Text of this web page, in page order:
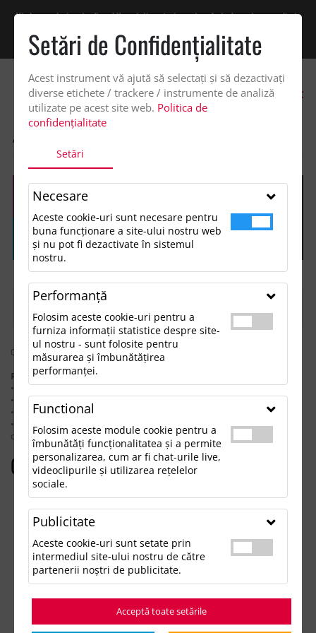
Vindem exclusiv catre firme! Ne puteti contacta pentru oferta de pret personalizata
discount suplimentar de 2% -Cumpără acum!
ACASA
0 rezultate pentru: "setdepapetarieoutline"
Pentru a găsi produsul dorit, încearcă următoarele:
• Verifică dacă ai scris corect termenii.
• Încearcă să foloseşti sinonime.
• Încearcă din nou, folosind o căutare mai generală.
• Ne poţi contacta telefonic la 021.336.03.32 sau prin email la
office@updateadv.ro şi te ajutăm să găseşti produsul dorit.
Categorii populare
Accesorii birou
Accesorii mancare si bautura
Accesorii Tech si Gadgeturi
Haine de Munca
Imbracaminte si Accesorii
Lifestyle si Timp Liber
Ocazii și Evenimente Tematice
Setări de Confidenţialitate
Acest instrument vă ajută să selectați și să dezactivați
diverse etichete / trackere / instrumente de analiză
utilizate pe acest site web. Politica de
confidențialitate
Setări
Necesare
Aceste cookie-uri sunt necesare pentru
buna funcționare a site-ului nostru web
și nu pot fi dezactivate în sistemul
nostru.
Performanţă
Folosim aceste cookie-uri pentru a
furniza informații statistice despre site-
ul nostru - sunt folosite pentru
măsurarea și îmbunătățirea
performanței.
Functional
Folosim aceste module cookie pentru a
îmbunătăți funcționalitatea și a permite
personalizarea, cum ar fi chat-urile live,
videoclipurile și utilizarea rețelelor
sociale.
Publicitate
Aceste cookie-uri sunt setate prin
intermediul site-ului nostru de către
partenerii noștri de publicitate.
Acceptă toate setările